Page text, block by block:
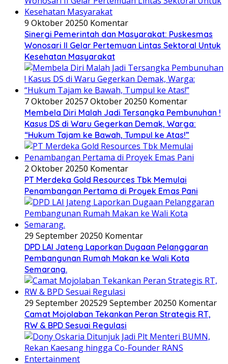
9 Oktober 20250 Komentar
Sinergi Pemerintah dan Masyarakat: Puskesmas
Wonosari II Gelar Pertemuan Lintas Sektoral Untuk
Kesehatan Masyarakat
7 Oktober 20257 Oktober 20250 Komentar
Membela Diri Malah Jadi Tersangka Pembunuhan !
Kasus DS di Waru Gegerkan Demak, Warga:
“Hukum Tajam ke Bawah, Tumpul ke Atas!”
2 Oktober 20250 Komentar
PT Merdeka Gold Resources Tbk Memulai
Penambangan Pertama di Proyek Emas Pani
29 September 20250 Komentar
DPD LAI Jateng Laporkan Dugaan Pelanggaran
Pembangunan Rumah Makan ke Wali Kota
Semarang.
29 September 202529 September 20250 Komentar
Camat Mojolaban Tekankan Peran Strategis RT,
RW & BPD Sesuai Regulasi